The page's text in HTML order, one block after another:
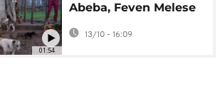
01:54
Abeba, Feven Melese
se bat pour sauver les
13/10 - 16:09